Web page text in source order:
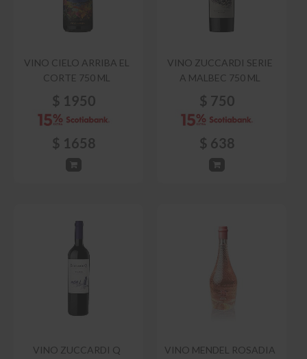
VINO CIELO ARRIBA EL
CORTE 750 ML
$ 1950
$ 1658
VINO ZUCCARDI SERIE
A MALBEC 750 ML
$ 750
$ 638
VINO ZUCCARDI Q
VINO MENDEL ROSADIA